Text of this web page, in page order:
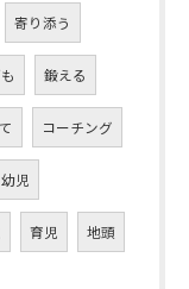
寄り添う
鍛える
コーチング
幼児
育児 地頭